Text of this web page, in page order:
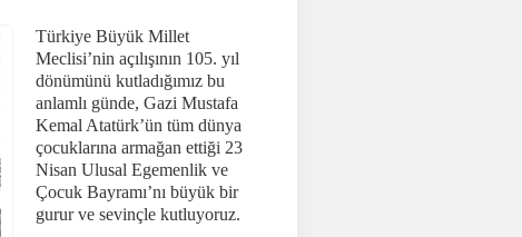
Türkiye Büyük Millet
Meclisi’nin açılışının 105. yıl
dönümünü kutladığımız bu
anlamlı günde, Gazi Mustafa
Kemal Atatürk’ün tüm dünya
çocuklarına armağan ettiği 23
Nisan Ulusal Egemenlik ve
Çocuk Bayramı’nı büyük bir
gurur ve sevinçle kutluyoruz.